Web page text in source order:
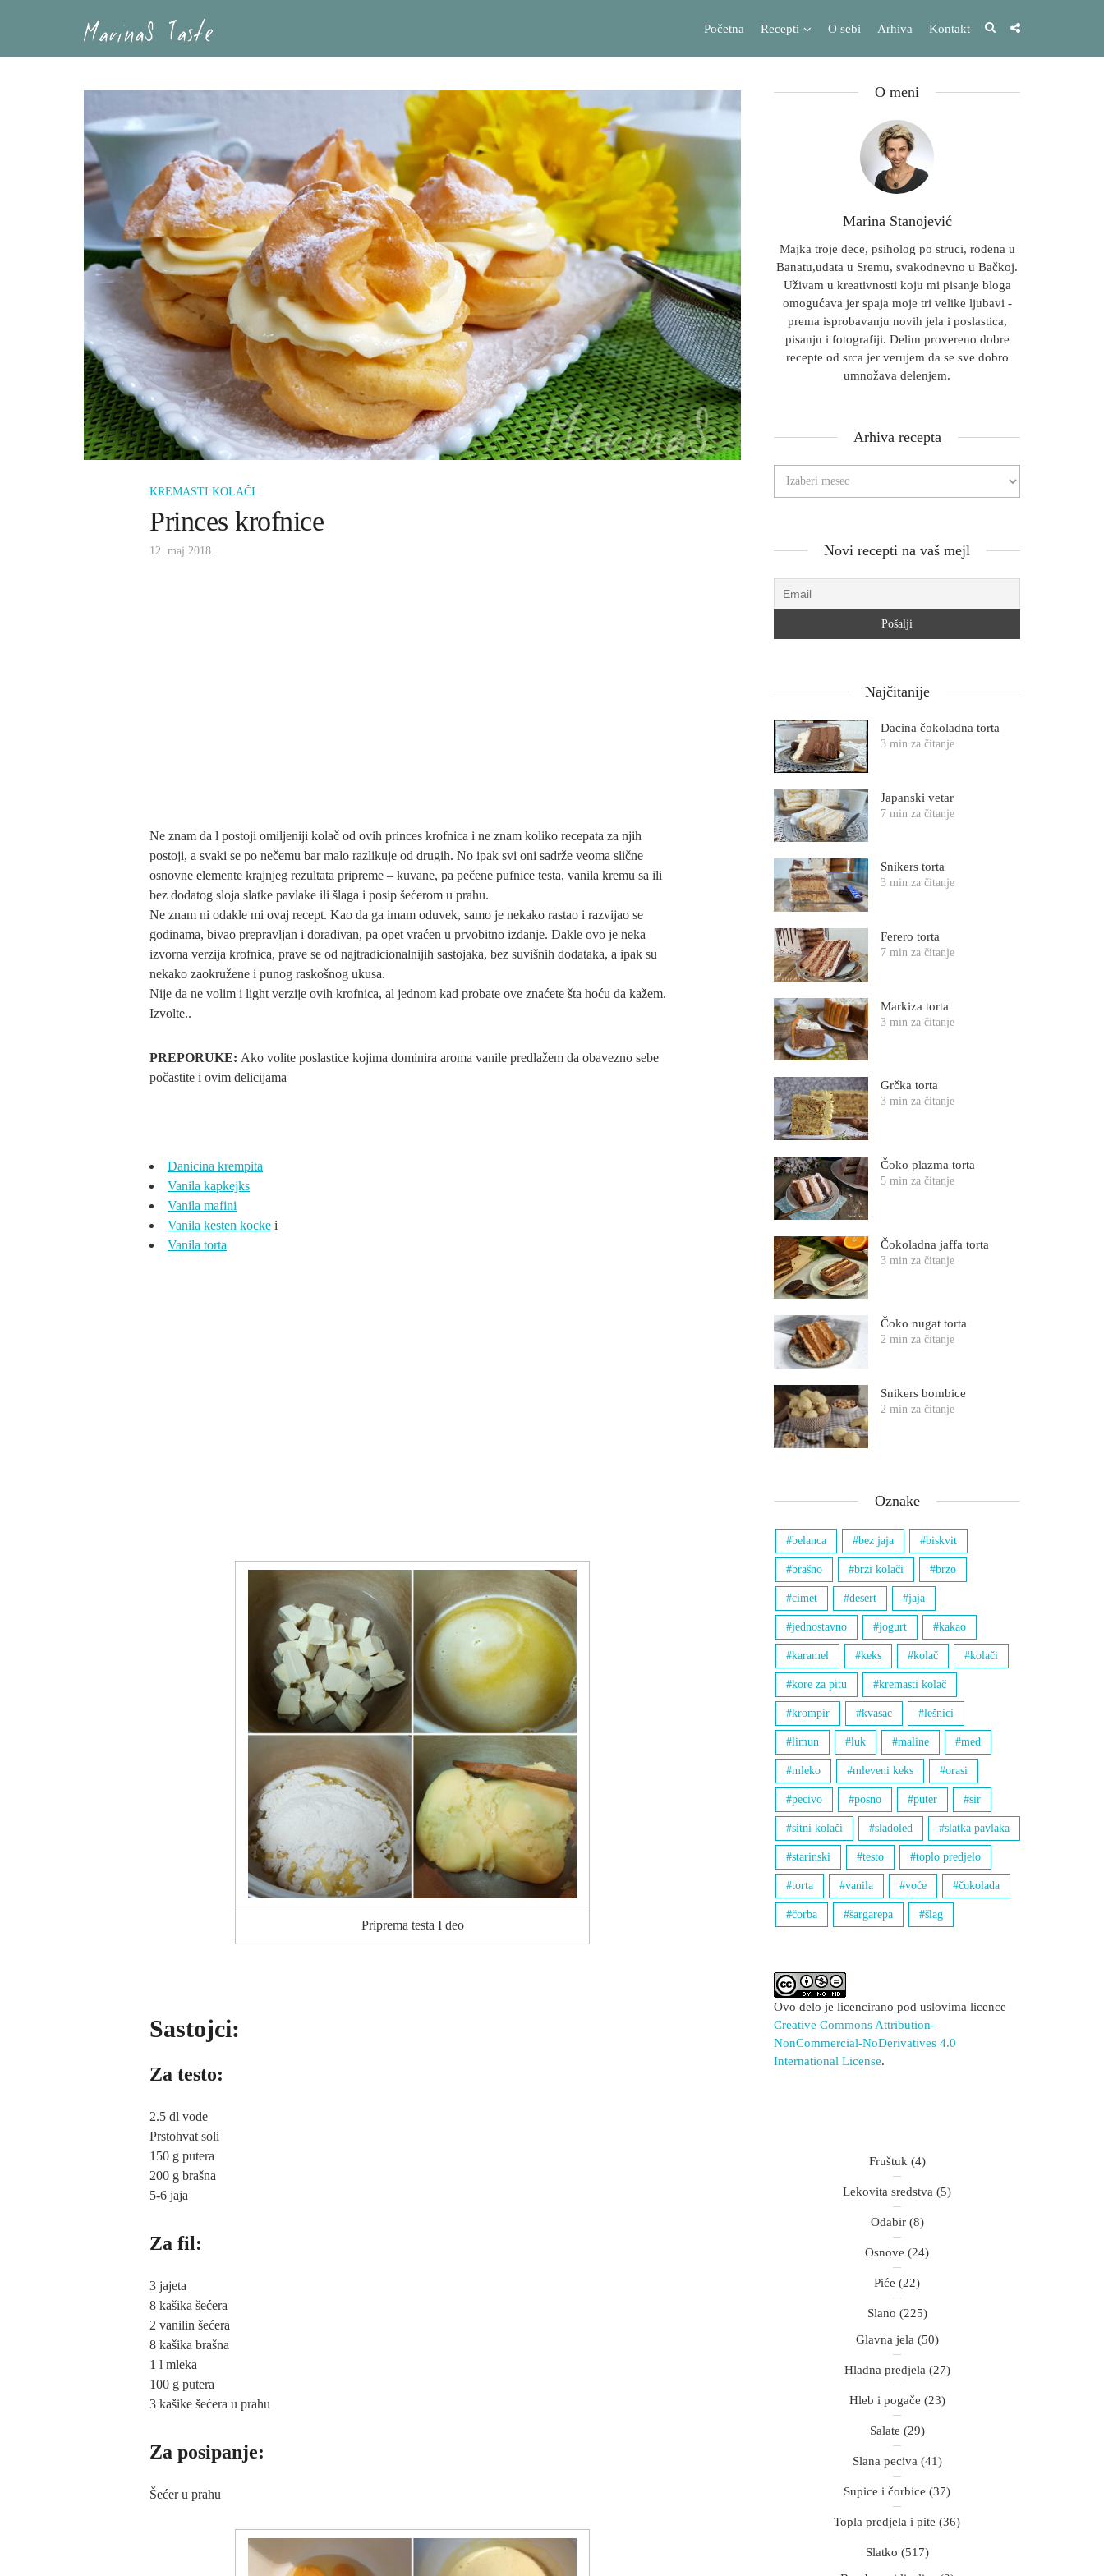
Početna Recepti O sebi Arhiva Kontakt
KREMASTI KOLAČI
Princes krofnice
12. maj 2018.
Ne znam da l postoji omiljeniji kolač od ovih princes krofnica i ne znam koliko recepata za njih
postoji, a svaki se po nečemu bar malo razlikuje od drugih. No ipak svi oni sadrže veoma slične
osnovne elemente krajnjeg rezultata pripreme – kuvane, pa pečene pufnice testa, vanila kremu sa ili
bez dodatog sloja slatke pavlake ili šlaga i posip šećerom u prahu.
Ne znam ni odakle mi ovaj recept. Kao da ga imam oduvek, samo je nekako rastao i razvijao se
godinama, bivao prepravljan i dorađivan, pa opet vraćen u prvobitno izdanje. Dakle ovo je neka
izvorna verzija krofnica, prave se od najtradicionalnijih sastojaka, bez suvišnih dodataka, a ipak su
nekako zaokružene i punog raskošnog ukusa.
Nije da ne volim i light verzije ovih krofnica, al jednom kad probate ove znaćete šta hoću da kažem.
Izvolte..
PREPORUKE: Ako volite poslastice kojima dominira aroma vanile predlažem da obavezno sebe
počastite i ovim delicijama
Danicina krempita
Vanila kapkejks
Vanila mafini
Vanila kesten kocke i
Vanila torta
Priprema testa I deo
Sastojci:
Za testo:
2.5 dl vode
Prstohvat soli
150 g putera
200 g brašna
5-6 jaja
Za fil:
3 jajeta
8 kašika šećera
2 vanilin šećera
8 kašika brašna
1 l mleka
100 g putera
3 kašike šećera u prahu
Za posipanje:
Šećer u prahu
O meni
Marina Stanojević
Majka troje dece, psiholog po struci, rođena u
Banatu,udata u Sremu, svakodnevno u Bačkoj.
Uživam u kreativnosti koju mi pisanje bloga
omogućava jer spaja moje tri velike ljubavi -
prema isprobavanju novih jela i poslastica,
pisanju i fotografiji. Delim provereno dobre
recepte od srca jer verujem da se sve dobro
umnožava delenjem.
Arhiva recepta
Novi recepti na vaš mejl
Najčitanije
Dacina čokoladna torta
3 min za čitanje
Japanski vetar
7 min za čitanje
Snikers torta
3 min za čitanje
Ferero torta
7 min za čitanje
Markiza torta
3 min za čitanje
Grčka torta
3 min za čitanje
Čoko plazma torta
5 min za čitanje
Čokoladna jaffa torta
3 min za čitanje
Čoko nugat torta
2 min za čitanje
Snikers bombice
2 min za čitanje
Oznake
belanca bez jaja biskvit
brašno brzi kolači brzo
cimet desert jaja
jednostavno jogurt kakao
karamel keks kolač kolači
kore za pitu kremasti kolač
krompir kvasac lešnici
limun luk maline med
mleko mleveni keks orasi
pecivo posno puter sir
sitni kolači sladoled slatka pavlaka
starinski testo toplo predjelo
torta vanila voće čokolada
čorba šargarepa šlag
Ovo delo je licencirano pod uslovima licence
Creative Commons Attribution-
NonCommercial-NoDerivatives 4.0
International License.
Fruštuk (4)
Lekovita sredstva (5)
Odabir(8)
Osnove (24)
Piće (22)
Slano (225)
Glavna jela (50)
Hladna predjela (27)
Hleb i pogače (23)
Salate (29)
Slana peciva (41)
Supice i čorbice (37)
Topla predjela i pite (36)
Slatko (517)